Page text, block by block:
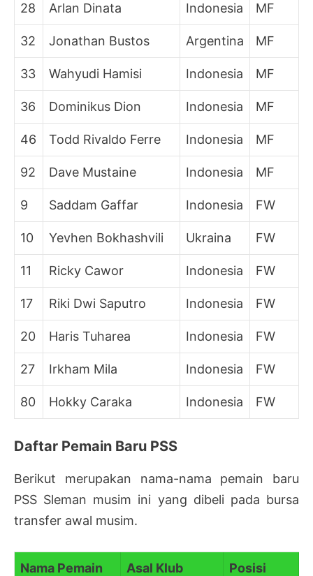
28 Arlan Dinata Indonesia MF
32 Jonathan Bustos Argentina MF
33 Wahyudi Hamisi Indonesia MF
36 Dominikus Dion Indonesia MF
46 Todd Rivaldo Ferre Indonesia MF
92 Dave Mustaine Indonesia MF
9 Saddam Gaffar Indonesia FW
10 Yevhen Bokhashvili Ukraina FW
11 Ricky Cawor Indonesia FW
17 Riki Dwi Saputro Indonesia FW
20 Haris Tuharea Indonesia FW
27 Irkham Mila Indonesia FW
80 Hokky Caraka Indonesia FW
Daftar Pemain Baru PSS
Berikut merupakan nama-nama pemain baru
PSS Sleman musim ini yang dibeli pada bursa
transfer awal musim.
Nama Pemain Asal Klub Posisi